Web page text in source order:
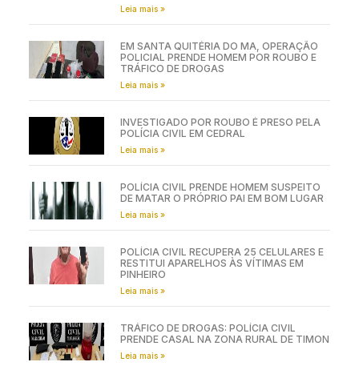
Leia mais »
EM SANTA QUITÉRIA DO MA, OPERAÇÃO
POLICIAL PRENDE HOMEM POR ROUBO E
TRÁFICO DE DROGAS
Leia mais »
INVESTIGADO POR ROUBO É PRESO PELA
POLÍCIA CIVIL EM CEDRAL
Leia mais »
POLÍCIA CIVIL PRENDE HOMEM SUSPEITO
DE MATAR O PRÓPRIO PAI EM BOM LUGAR
Leia mais »
POLÍCIA CIVIL RECUPERA 25 CELULARES E
RESTITUI APARELHOS ÀS VÍTIMAS EM
PINHEIRO
Leia mais »
TRÁFICO DE DROGAS: POLÍCIA CIVIL
PRENDE CASAL NA ZONA RURAL DE TIMON
Leia mais »